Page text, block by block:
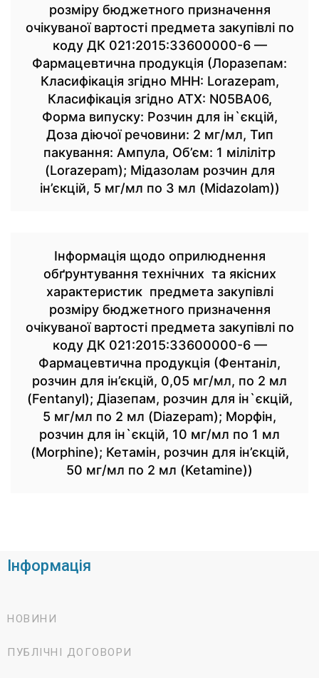
розміру бюджетного призначення
очікуваної вартості предмета закупівлі по
коду ДК 021:2015:33600000-6 —
Фармацевтична продукція (Лоразепам:
Класифікація згідно МНН: Lorazepam,
Класифікація згідно АТХ: N05BA06,
Форма випуску: Розчин для ін`єкцій,
Доза діючої речовини: 2 мг/мл, Тип
пакування: Ампула, Об’єм: 1 мілілітр
(Lorazepam); Мідазолам розчин для
ін’єкцій, 5 мг/мл по 3 мл (Midazolam))
Інформація щодо оприлюднення
обґрунтування технічних та якісних
характеристик предмета закупівлі
розміру бюджетного призначення
очікуваної вартості предмета закупівлі по
коду ДК 021:2015:33600000-6 —
Фармацевтична продукція (Фентаніл,
розчин для ін’єкцій, 0,05 мг/мл, по 2 мл
(Fentanyl); Діазепам, розчин для ін`єкцій,
5 мг/мл по 2 мл (Diazepam); Морфін,
розчин для ін`єкцій, 10 мг/мл по 1 мл
(Morphine); Кетамін, розчин для ін’єкцій,
50 мг/мл по 2 мл (Ketamine))
Інформація
НОВИНИ
ПУБЛІЧНІ ДОГОВОРИ